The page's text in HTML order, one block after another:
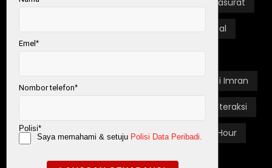
#1hari1mukasurat
#AlQuranMukjizatAgung #BacaFahamAmal
#QuranHour #QuranTime Akidah
Ali Imran
Interaksi
Keraguan Kupasan Malaysia #QuranHour
Malaysia #QuranTime My #QuranTime